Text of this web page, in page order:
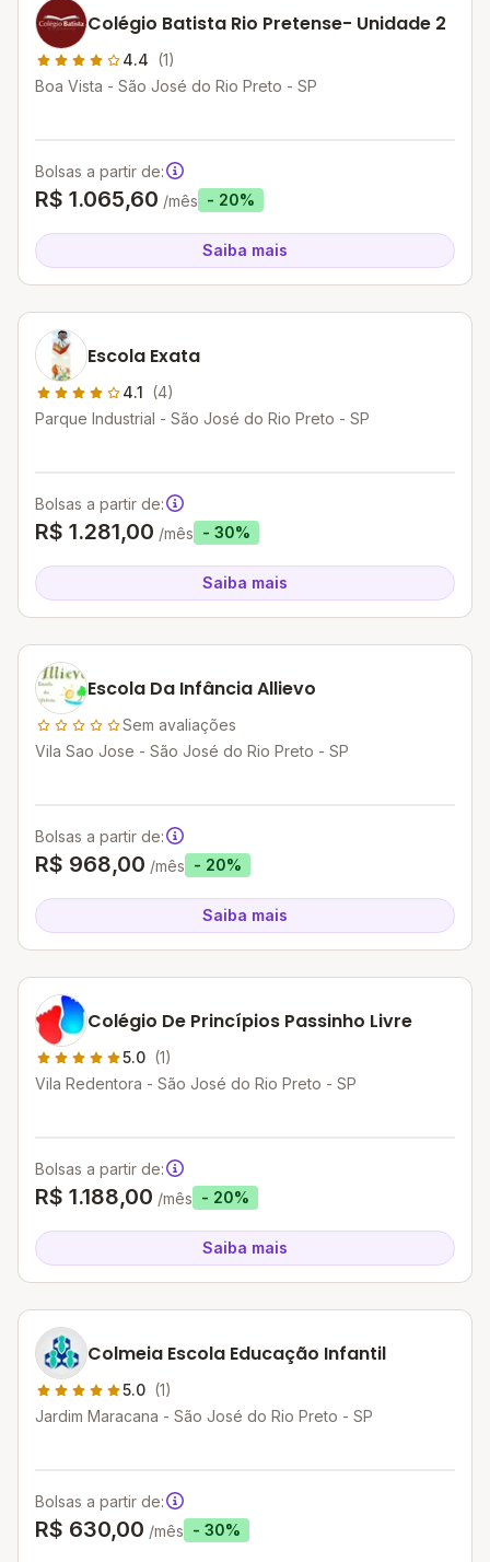
Colégio Batista Rio Pretense- Unidade 2
4.4 (1)
Boa Vista - São José do Rio Preto - SP
Bolsas a partir de:
R$ 1.065,60 /mês - 20%
Saiba mais
Escola Exata
4.1 (4)
Parque Industrial - São José do Rio Preto - SP
Bolsas a partir de:
R$ 1.281,00 /mês - 30%
Saiba mais
Escola Da Infância Allievo
Sem avaliações
Vila Sao Jose - São José do Rio Preto - SP
Bolsas a partir de:
R$ 968,00 /mês - 20%
Saiba mais
Colégio De Princípios Passinho Livre
5.0 (1)
Vila Redentora - São José do Rio Preto - SP
Bolsas a partir de:
R$ 1.188,00 /mês - 20%
Saiba mais
Colmeia Escola Educação Infantil
5.0 (1)
Jardim Maracana - São José do Rio Preto - SP
Bolsas a partir de:
R$ 630,00 /mês - 30%